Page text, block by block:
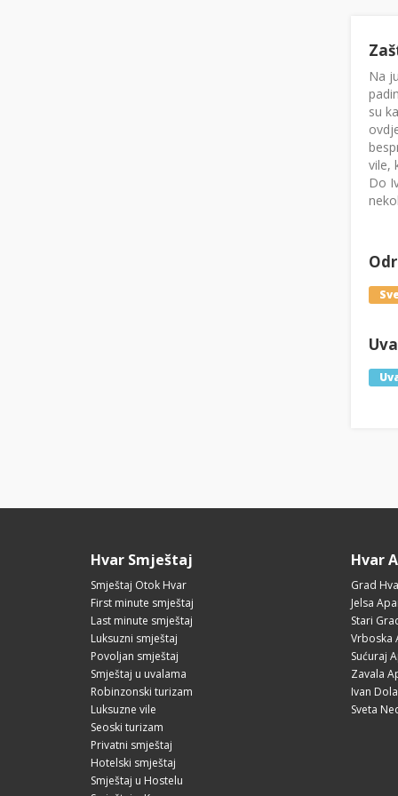
Na
su
vile,
Do
Hvar Smještaj
Smještaj Otok Hvar
First minute smještaj
Last minute smještaj
Luksuzni smještaj
Povoljan smještaj
Smještaj u uvalama
Robinzonski turizam
Luksuzne vile
Seoski turizam
Privatni smještaj
Hotelski smještaj
Smještaj u Hostelu
Hvar
Grad
Jelsa
Stari
Vrboska
Sućuraj
Zavala
Ivan
Sveta